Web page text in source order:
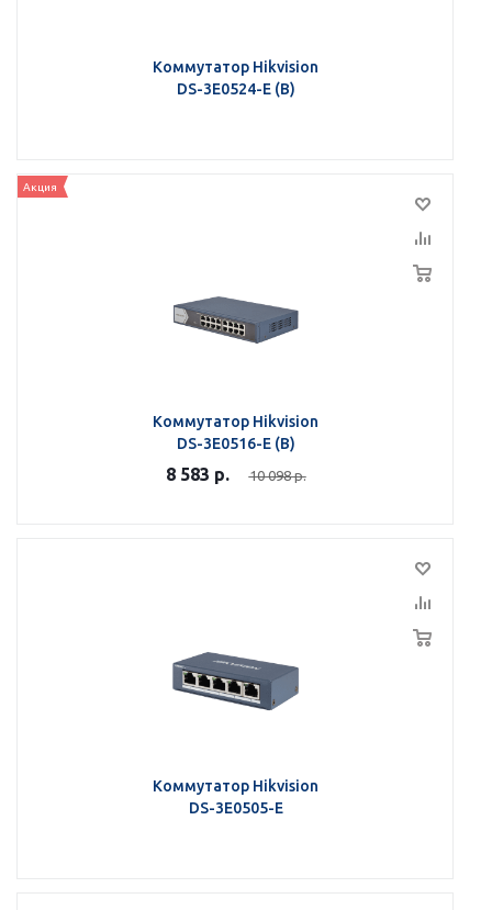
Коммутатор Hikvision
DS-3E0524-Е (В)
Акция
Коммутатор Hikvision
DS-3E0516-E (B)
8 583 р. 10 098р.
Коммутатор Hikvision
DS-3E0505-E